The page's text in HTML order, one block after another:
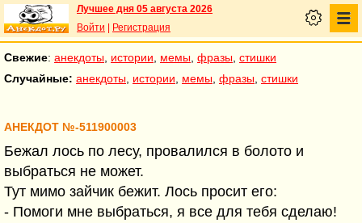
Лучшее дня 05 августа 2026
Войти
Регистрация
Свежие: анекдоты истории мемы фразы стишки
Случайные: анекдоты истории мемы фразы стишки
АНЕКДОТ №-511900003
Бежал лось по лесу, провалился в болото и
выбраться не может.
Тут мимо зайчик бежит. Лось просит его:
- Помоги мне выбраться, я все для тебя сделаю!